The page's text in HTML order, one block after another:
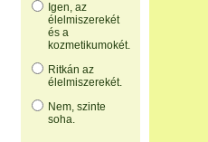
Igen, az
élelmiszerekét
és a
kozmetikumokét.
Ritkán az
élelmiszerekét.
Nem, szinte
soha.